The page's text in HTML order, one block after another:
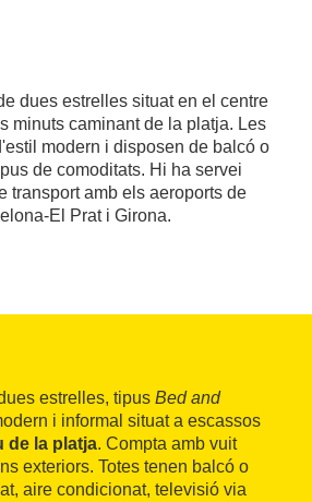
dues estrelles situat en el centre
minuts caminant de la platja. Les
modern i disposen de balcó o
de comoditats. Hi ha servei
transport amb els aeroports de
El Prat i Girona.
estrelles, tipus Bed and
i informal situat a escassos
de la platja. Compta amb vuit
exteriors. Totes tenen balcó o
aire condicionat, televisió via